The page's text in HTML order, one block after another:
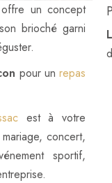
un concept
brioché garni
pour un repas
est à votre
concert,
sportif,